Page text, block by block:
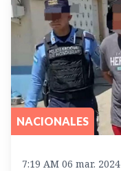
NACIONALES
7:19 AM 06 mar. 2024